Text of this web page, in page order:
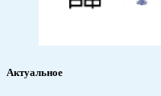
Актуальное